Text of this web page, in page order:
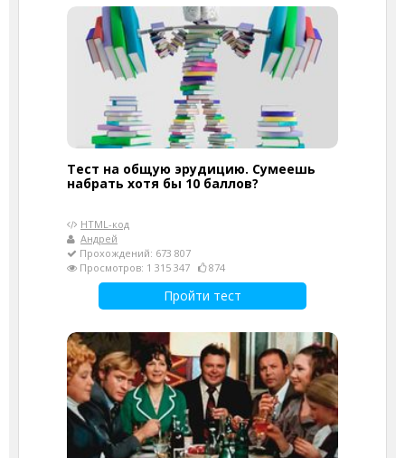
Тест на общую эрудицию. Сумеешь
набрать хотя бы 10 баллов?
HTML-код
Андрей
Прохождений: 673 807
Просмотров: 1 315 347
874
Пройти тест